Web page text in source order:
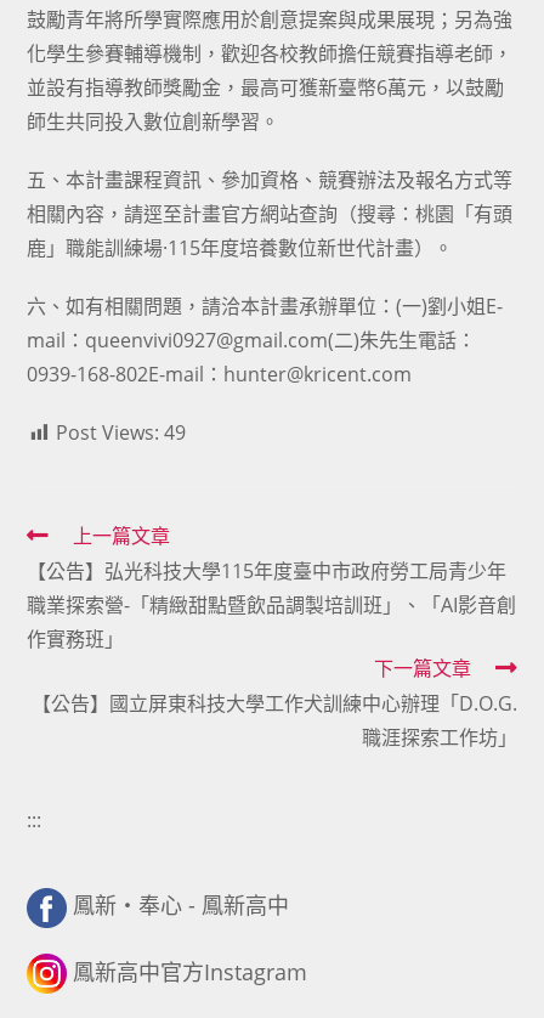
鼓勵青年將所學實際應用於創意提案與成果展現；另為強
化學生參賽輔導機制，歡迎各校教師擔任競賽指導老師，
並設有指導教師獎勵金，最高可獲新臺幣6萬元，以鼓勵
師生共同投入數位創新學習。
五、本計畫課程資訊、參加資格、競賽辦法及報名方式等
相關內容，請逕至計畫官方網站查詢（搜尋：桃園「有頭
鹿」職能訓練場·115年度培養數位新世代計畫）。
六、如有相關問題，請洽本計畫承辦單位：(一)劉小姐E-
mail：queenvivi0927@gmail.com(二)朱先生電話：
0939-168-802E-mail：hunter@kricent.com
Post Views: 49
Read
more
articles
上一篇文章
【公告】弘光科技大學115年度臺中市政府勞工局青少年
職業探索營-「精緻甜點暨飲品調製培訓班」、「AI影音創
作實務班」
下一篇文章
【公告】國立屏東科技大學工作犬訓練中心辦理「D.O.G.
職涯探索工作坊」
:::
鳳新・奉心 - 鳳新高中
鳳新高中官方Instagram